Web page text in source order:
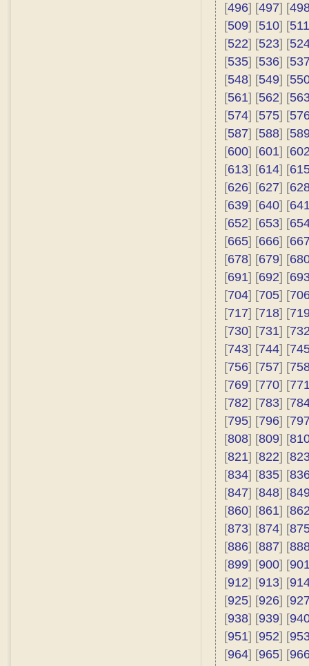
[496] [497] [
[509] [510] [511
[522] [523] [
[535] [536] [
[548] [549] [
[561] [562] [
[574] [575] [
[587] [588] [
[600] [601] [
[613] [614] [
[626] [627] [
[639] [640] [
[652] [653] [
[665] [666] [
[678] [679] [
[691] [692] [
[704] [705] [
[717] [718] [
[730] [731] [
[743] [744] [
[756] [757] [
[769] [770] [
[782] [783] [
[795] [796] [
[808] [809] [
[821] [822] [
[834] [835] [
[847] [848] [
[860] [861] [
[873] [874] [
[886] [887] [
[899] [900] [
[912] [913] [
[925] [926] [
[938] [939] [
[951] [952] [
[964] [965] [